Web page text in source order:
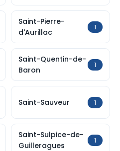
Saint-Pierre-
d'Aurillac
1
Saint-Quentin-de-
Baron
1
Saint-Sauveur 1
Saint-Sulpice-de-
Guilleragues
1